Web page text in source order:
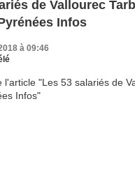
de Vallourec
Infos
à 09:46